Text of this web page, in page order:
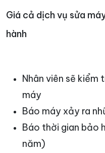
Giá cả dịch vụ sửa
hành
Nhân viên sẽ
máy
Báo máy xảy ra
Báo thời gian bảo
năm)